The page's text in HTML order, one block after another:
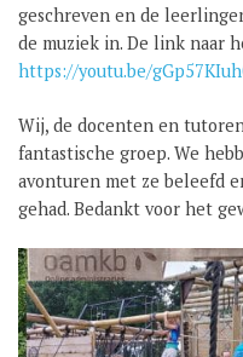
geschreven en de
de muziek in. De link naar
https://youtu.be/
Wij, de docenten en
fantastische groep. We
avonturen met ze beleefd
gehad. Bedankt voor het